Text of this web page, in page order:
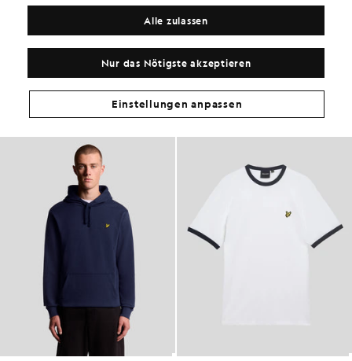
PRODUKTPASSFORM
ZUSAMMENSETZUNG & PFLEGE
So sieht der Look aus
Stellen Sie Ihr komplettes Outfit aus raffinierten Stücken zusammen,
die Ihre Garderobe aufwerten.
Nur das Nötigste akzeptieren
Alle zulassen
Einstellungen anpassen